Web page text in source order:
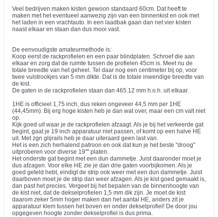
Veel bedrijven maken kisten gewoon standaard 60cm. Dat heeft te
maken met het eventueel aanwezig zijn van een binnenkist en ook met
het laden in een vrachtauto. In een laadbak gaan dan net vier kisten
naast elkaar en staan dan dus mooi vast.
De eenvoudigste amateurmethode is:
Koop eerst de rackprofielen en een paar blindplaten. Schroef die aan
elkaar en zorg dat de ruimte tussen de profielen 45cm is. Meet nu de
totale breedte van het geheel. Tel daar nog een centimeter bij op, voor
twee vulstrookjes van 5 mm dikte. Dat is de totale inwendige breedte van
de kist.
De gaten in de rackprofielen staan dan 465.12 mm h.o.h. uit elkaar.
1HE is officieel 1,75 inch, dus reken ongeveer 44,5 mm per 1HE
(44,45mm). Bij erg hoge kisten heb je dan wat over, maar een cm valt niet
op.
Kijk goed uit waar je de rackprofielen afzaagt. Als je bij het verkeerde gat
begint, gaat je 19 inch apparatuur niet passen, of komt op een halve HE
uit. Met zgn glijrails heb je daar uiteraard geen last van.
Het is een zich herhalend patroon en ook dat kun je het beste "droog"
uitproberen voor diverse 19"" platen.
Het onderste gat begint met een dun dammetje. Juist daaronder moet je
dus afzagen. Voor elke HE zie je dan drie gaten voorbijkomen. Als je
goed geteld hebt, eindigt de strip ook weer met een dun dammetje. Juist
daarboven moet je de strip dan weer afzagen. Als je kist goed gemaakt is,
dan past het precies. Vergeet bij het bepalen van de binnenhoogte van
de kist niet, dat de dekselprofielen 1,5 mm dik zijn. Je moet de kist
daarom zeker 5mm hoger maken dan het aantal HE, anders zit je
apparatuur klem tussen het boven en onder dekselprofiel! De door jou
opgegeven hoogte zonder dekselprofiel is dus prima.